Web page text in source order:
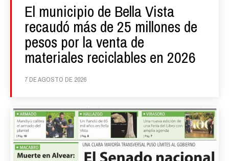
El municipio de Bella Vista
recaudó más de 25 millones de
pesos por la venta de
materiales reciclables en 2026
7 DE AGOSTO DE 2026